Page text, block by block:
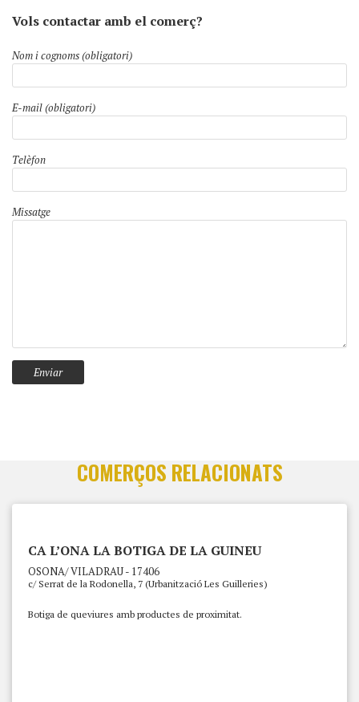
Vols contactar amb el comerç?
Nom i cognoms (obligatori)
E-mail (obligatori)
Telèfon
Missatge
COMERÇOS RELACIONATS
CA L’ONA LA BOTIGA DE LA GUINEU
OSONA/ VILADRAU - 17406
c/ Serrat de la Rodonella, 7 (Urbanització Les Guilleries)
Botiga de queviures amb productes de proximitat.